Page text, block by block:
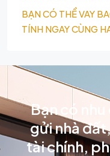
BẠN CÓ THỂ VAY
TÍNH NGAY CÙNG
Bạn có
gửi nhà
tài chính,